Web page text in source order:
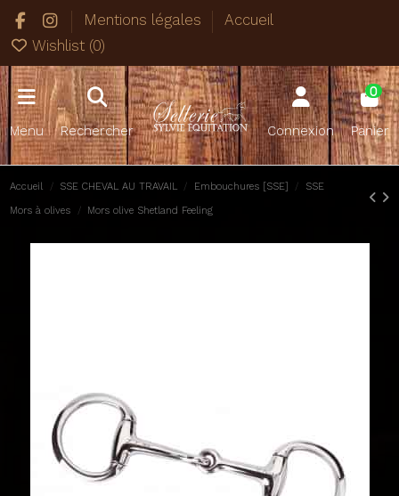
Mentions légales
Accueil
Wishlist (0)
Menu Rechercher Connexion
0
Panier
Accueil SSE CHEVAL AU TRAVAIL Embouchures [SSE] SSE
Mors à olives Mors olive Shetland Feeling